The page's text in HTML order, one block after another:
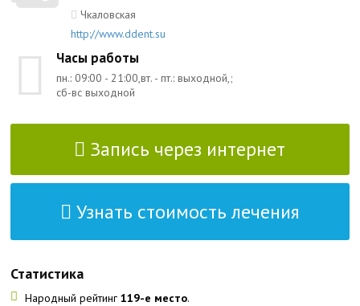
Чкаловская
http://www.ddent.su
Часы работы
пн.: 09:00 - 21:00,вт. - пт.: выходной,;
сб-вс выходной
Запись через интернет
Узнать стоимость лечения
Статистика
Народный рейтинг119-е место.